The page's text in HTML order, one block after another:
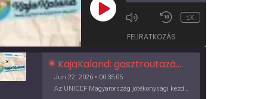
PLAY
EPISODE
1X
FELIRATKOZÁS
KajaKaland: gasztroutazás a föld körül
Jun 22, 2026 • 00:35:05
Az UNICEF Magyarország jótékonysági kezdeményezése izgalmas, egész éves világkörüli ízutazásra hív, igazi családi program és gasztroedukáció, illetve segítség a rászorulóknak is egyben.